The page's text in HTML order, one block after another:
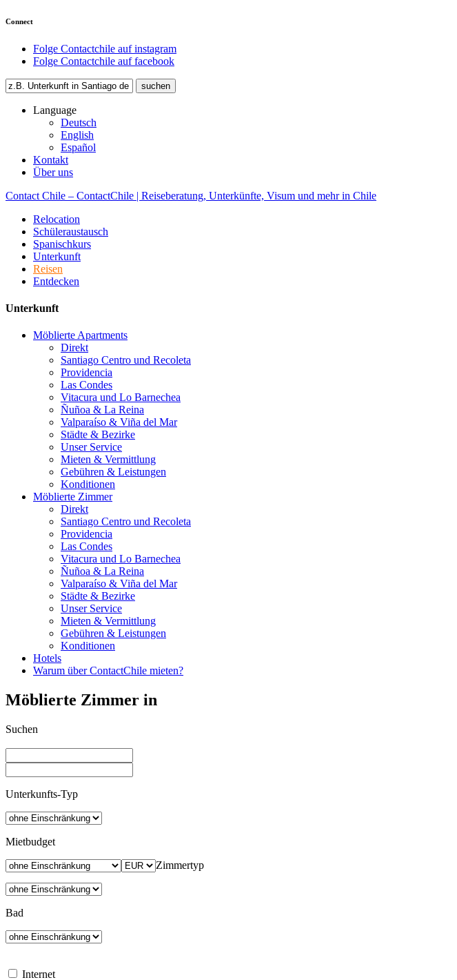
Connect
Folge Contactchile auf instagram
Folge Contactchile auf facebook
Language
Deutsch
English
Español
Kontakt
Über uns
Contact Chile – ContactChile | Reiseberatung, Unterkünfte, Visum und mehr in Chile
Relocation
Schüleraustausch
Spanischkurs
Unterkunft
Reisen
Entdecken
Unterkunft
Möblierte Apartments
Direkt
Santiago Centro und Recoleta
Providencia
Las Condes
Vitacura und Lo Barnechea
Ñuñoa & La Reina
Valparaíso & Viña del Mar
Städte & Bezirke
Unser Service
Mieten & Vermittlung
Gebühren & Leistungen
Konditionen
Möblierte Zimmer
Direkt
Santiago Centro und Recoleta
Providencia
Las Condes
Vitacura und Lo Barnechea
Ñuñoa & La Reina
Valparaíso & Viña del Mar
Städte & Bezirke
Unser Service
Mieten & Vermittlung
Gebühren & Leistungen
Konditionen
Hotels
Warum über ContactChile mieten?
Möblierte Zimmer in
Suchen
Unterkunfts-Typ
Mietbudget
Zimmertyp
Bad
Internet